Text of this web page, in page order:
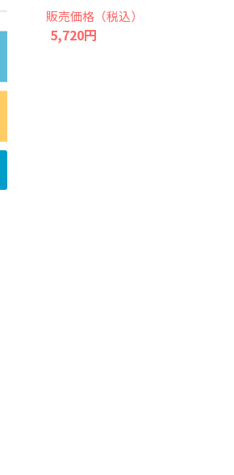
販売価格（税込）
5,720円